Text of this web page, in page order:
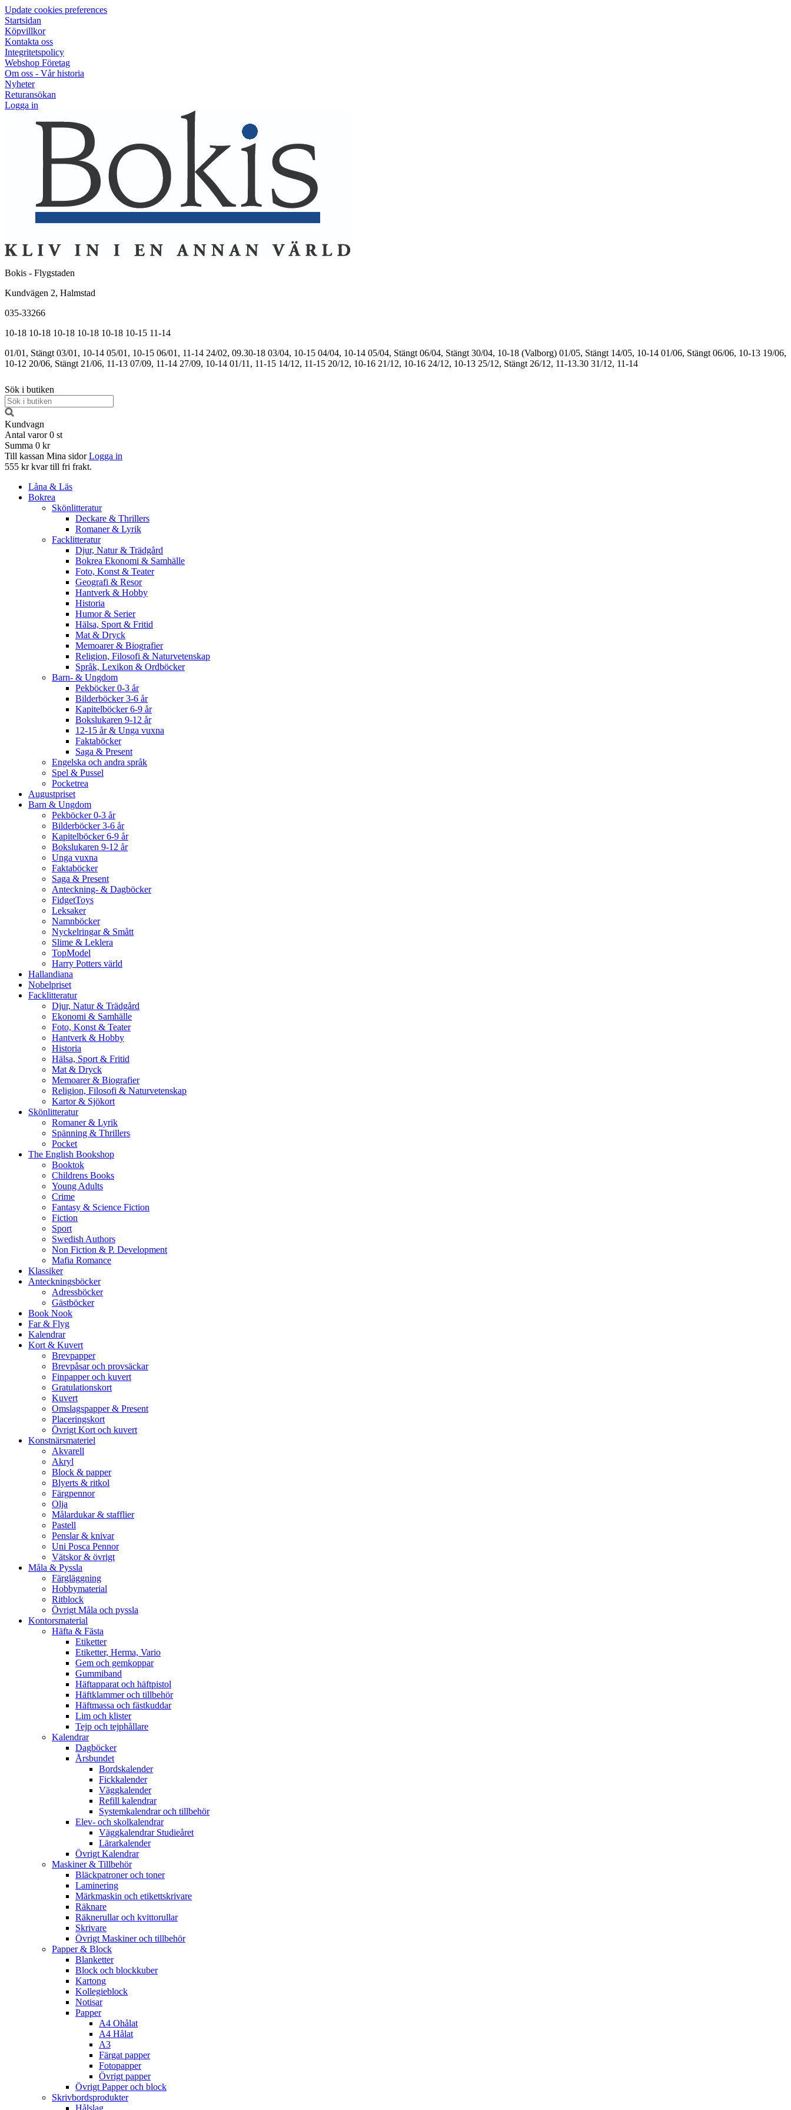
Update cookies preferences
Startsidan
Köpvillkor
Kontakta oss
Integritetspolicy
Webshop Företag
Om oss - Vår historia
Nyheter
Returansökan
Logga in
Bokis - Flygstaden
Kundvägen 2, Halmstad
035-33266
10-18 10-18 10-18 10-18 10-18 10-15 11-14
01/01, Stängt 03/01, 10-14 05/01, 10-15 06/01, 11-14 24/02, 09.30-18 03/04, 10-15 04/04, 10-14 05/04, Stängt 06/04, Stängt 30/04, 10-18 (Valborg) 01/05, Stängt 14/05, 10-14 01/06, Stängt 06/06, 10-13 19/06,
10-12 20/06, Stängt 21/06, 11-13 07/09, 11-14 27/09, 10-14 01/11, 11-15 14/12, 11-15 20/12, 10-16 21/12, 10-16 24/12, 10-13 25/12, Stängt 26/12, 11-13.30 31/12, 11-14
Sök i butiken
Kundvagn
Antal varor 0 st
Summa 0 kr
Till kassan Mina sidor Logga in
555 kr kvar till fri frakt.
Låna & Läs
Bokrea
Skönlitteratur
Deckare & Thrillers
Romaner & Lyrik
Facklitteratur
Djur, Natur & Trädgård
Bokrea Ekonomi & Samhälle
Foto, Konst & Teater
Geografi & Resor
Hantverk & Hobby
Historia
Humor & Serier
Hälsa, Sport & Fritid
Mat & Dryck
Memoarer & Biografier
Religion, Filosofi & Naturvetenskap
Språk, Lexikon & Ordböcker
Barn- & Ungdom
Pekböcker 0-3 år
Bilderböcker 3-6 år
Kapitelböcker 6-9 år
Bokslukaren 9-12 år
12-15 år & Unga vuxna
Faktaböcker
Saga & Present
Engelska och andra språk
Spel & Pussel
Pocketrea
Augustpriset
Barn & Ungdom
Pekböcker 0-3 år
Bilderböcker 3-6 år
Kapitelböcker 6-9 år
Bokslukaren 9-12 år
Unga vuxna
Faktaböcker
Saga & Present
Anteckning- & Dagböcker
FidgetToys
Leksaker
Namnböcker
Nyckelringar & Smått
Slime & Leklera
TopModel
Harry Potters värld
Hallandiana
Nobelpriset
Facklitteratur
Djur, Natur & Trädgård
Ekonomi & Samhälle
Foto, Konst & Teater
Hantverk & Hobby
Historia
Hälsa, Sport & Fritid
Mat & Dryck
Memoarer & Biografier
Religion, Filosofi & Naturvetenskap
Kartor & Sjökort
Skönlitteratur
Romaner & Lyrik
Spänning & Thrillers
Pocket
The English Bookshop
Booktok
Childrens Books
Young Adults
Crime
Fantasy & Science Fiction
Fiction
Sport
Swedish Authors
Non Fiction & P. Development
Mafia Romance
Klassiker
Anteckningsböcker
Adressböcker
Gästböcker
Book Nook
Far & Flyg
Kalendrar
Kort & Kuvert
Brevpapper
Brevpåsar och provsäckar
Finpapper och kuvert
Gratulationskort
Kuvert
Omslagspapper & Present
Placeringskort
Övrigt Kort och kuvert
Konstnärsmateriel
Akvarell
Akryl
Block & papper
Blyerts & ritkol
Färgpennor
Olja
Målardukar & stafflier
Pastell
Penslar & knivar
Uni Posca Pennor
Vätskor & övrigt
Måla & Pyssla
Färgläggning
Hobbymaterial
Ritblock
Övrigt Måla och pyssla
Kontorsmaterial
Häfta & Fästa
Etiketter
Etiketter, Herma, Vario
Gem och gemkoppar
Gummiband
Häftapparat och häftpistol
Häftklammer och tillbehör
Häftmassa och fästkuddar
Lim och klister
Tejp och tejphållare
Kalendrar
Dagböcker
Årsbundet
Bordskalender
Fickkalender
Väggkalender
Refill kalendrar
Systemkalendrar och tillbehör
Elev- och skolkalendrar
Väggkalendrar Studieåret
Lärarkalender
Övrigt Kalendrar
Maskiner & Tillbehör
Bläckpatroner och toner
Laminering
Märkmaskin och etikettskrivare
Räknare
Räknerullar och kvittorullar
Skrivare
Övrigt Maskiner och tillbehör
Papper & Block
Blanketter
Block och blockkuber
Kartong
Kollegieblock
Notisar
Papper
A4 Ohålat
A4 Hålat
A3
Färgat papper
Fotopapper
Övrigt papper
Övrigt Papper och block
Skrivbordsprodukter
Hålslag